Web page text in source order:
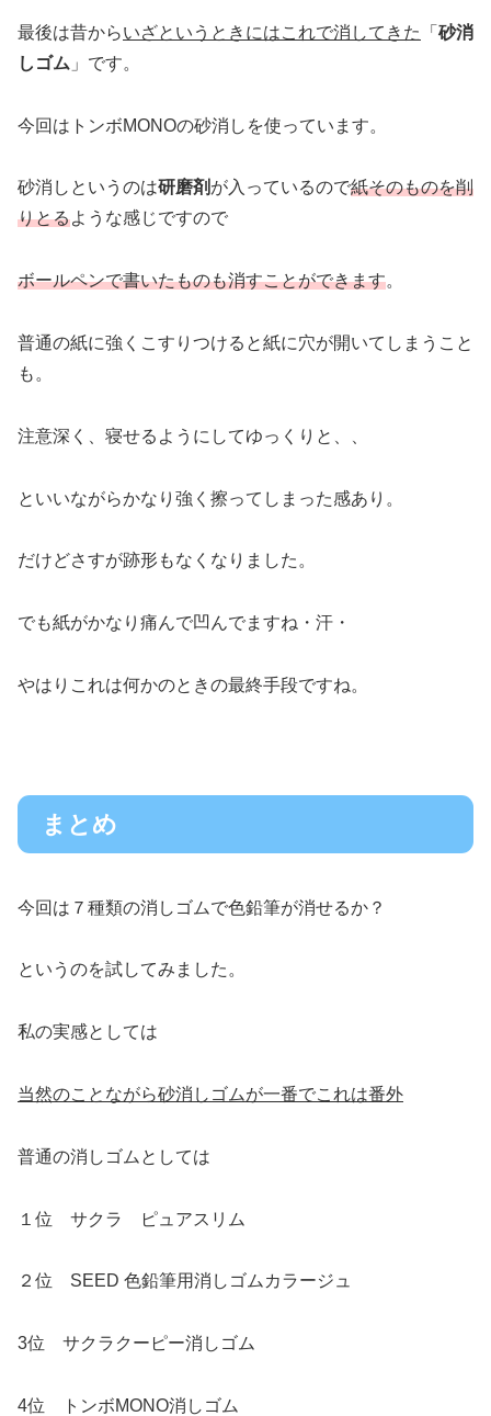
最後は昔からいざというときにはこれで消してきた 「 砂消
しゴム 」です。
今回はトンボMONOの砂消しを使っています。
砂消しというのは研磨剤 が入っているので紙そのものを削
りとるような感じですので
ボールペンで書いたものも消すことができます。
普通の紙に強くこすりつけると紙に穴が開いてしまうこと
も。
注意深く、寝せるようにしてゆっくりと、、
といいながらかなり強く擦ってしまった感あり。
だけどさすが跡形もなくなりました。
でも紙がかなり痛んで凹んでますね・汗・
やはりこれは何かのときの最終手段ですね。
まとめ
今回は７種類の消しゴムで色鉛筆が消せるか？
というのを試してみました。
私の実感としては
当然のことながら砂消しゴムが一番でこれは番外
普通の消しゴムとしては
１位 サクラ ピュアスリム
２位 SEED 色鉛筆用消しゴムカラージュ
3位 サクラクーピー消しゴム
4位 トンボMONO消しゴム